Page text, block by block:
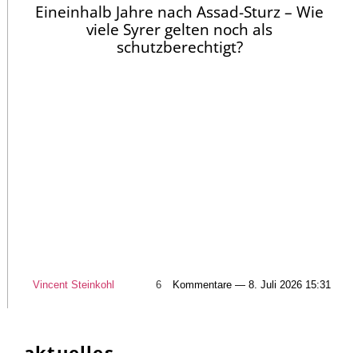
Eineinhalb Jahre nach Assad-Sturz – Wie
viele Syrer gelten noch als
schutzberechtigt?
Vincent Steinkohl 6 Kommentare — 8. Juli 2026 15:31